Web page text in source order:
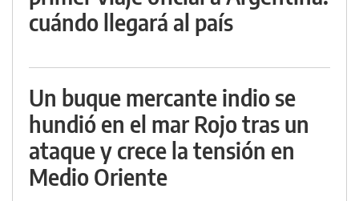
cuándo llegará al país
Un buque mercante indio se
hundió en el mar Rojo tras un
ataque y crece la tensión en
Medio Oriente